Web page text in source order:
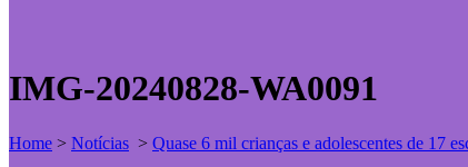
IMG-20240828-WA0091
Home > Notícias > Quase 6 mil crianças e adolescentes de 17